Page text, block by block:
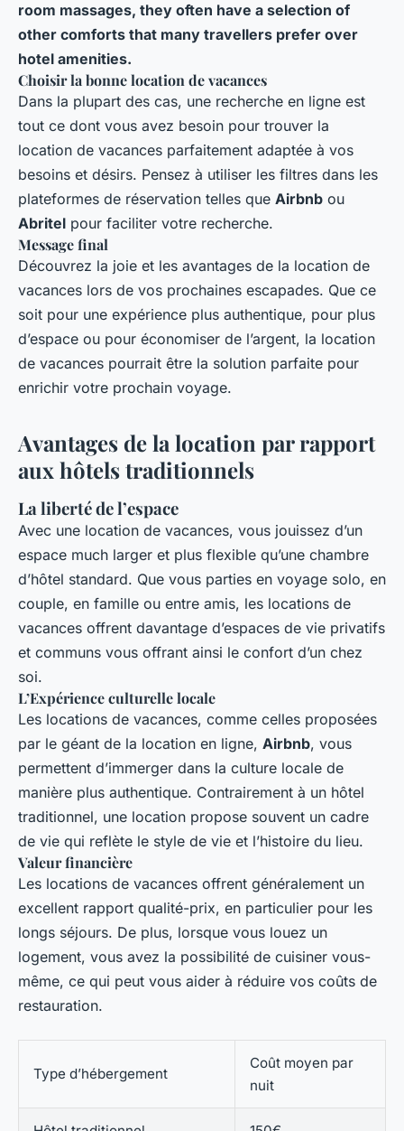
room massages, they often have a selection of
other comforts that many travellers prefer over
hotel amenities.
Choisir la bonne location de vacances
Dans la plupart des cas, une recherche en ligne est
tout ce dont vous avez besoin pour trouver la
location de vacances parfaitement adaptée à vos
besoins et désirs. Pensez à utiliser les filtres dans les
plateformes de réservation telles que Airbnb ou
Abritel pour faciliter votre recherche.
Message final
Découvrez la joie et les avantages de la location de
vacances lors de vos prochaines escapades. Que ce
soit pour une expérience plus authentique, pour plus
d’espace ou pour économiser de l’argent, la location
de vacances pourrait être la solution parfaite pour
enrichir votre prochain voyage.
Avantages de la location par rapport
aux hôtels traditionnels
La liberté de l’espace
Avec une location de vacances, vous jouissez d’un
espace much larger et plus flexible qu’une chambre
d’hôtel standard. Que vous parties en voyage solo, en
couple, en famille ou entre amis, les locations de
vacances offrent davantage d’espaces de vie privatifs
et communs vous offrant ainsi le confort d’un chez
soi.
L’Expérience culturelle locale
Les locations de vacances, comme celles proposées
par le géant de la location en ligne, Airbnb, vous
permettent d’immerger dans la culture locale de
manière plus authentique. Contrairement à un hôtel
traditionnel, une location propose souvent un cadre
de vie qui reflète le style de vie et l’histoire du lieu.
Valeur financière
Les locations de vacances offrent généralement un
excellent rapport qualité-prix, en particulier pour les
longs séjours. De plus, lorsque vous louez un
logement, vous avez la possibilité de cuisiner vous-
même, ce qui peut vous aider à réduire vos coûts de
restauration.
Type d’hébergement
Coût moyen par
nuit